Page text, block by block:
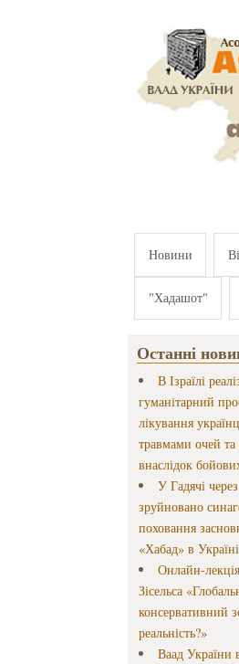
Новини
"Хадашот"
Останні
В Ізраїлі
гуманітарний
лікування
травмами очей
внаслідок
У Гадячі
зруйновано
поховання
«Хабад» в Україні
Онлайн-
Зісельса
консервативний
реальність?»
Ваад України